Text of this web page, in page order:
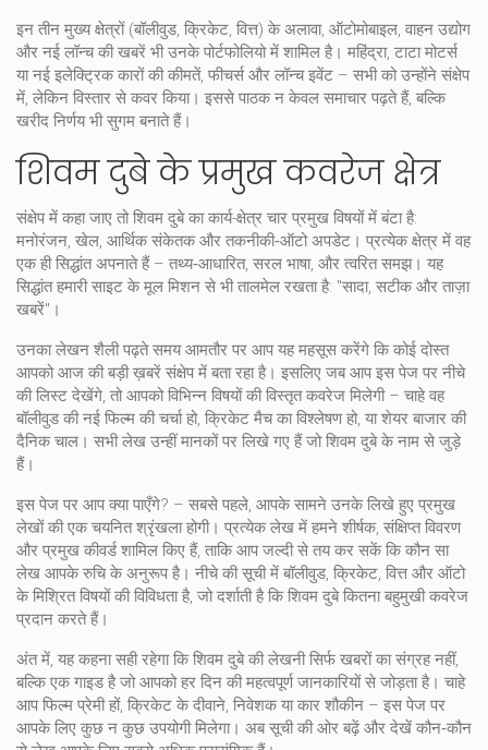
इन तीन मुख्य क्षेत्रों (बॉलीवुड, क्रिकेट, वित्त) के अलावा, ऑटोमोबाइल, वाहन उद्योग
और नई लॉन्च की खबरें भी उनके पोर्टफोलियो में शामिल है। महिंद्रा, टाटा मोटर्स
या नई इलेक्ट्रिक कारों की कीमतें, फीचर्स और लॉन्च इवेंट – सभी को उन्होंने संक्षेप
में, लेकिन विस्तार से कवर किया। इससे पाठक न केवल समाचार पढ़ते हैं, बल्कि
खरीद निर्णय भी सुगम बनाते हैं।
शिवम दुबे के प्रमुख कवरेज क्षेत्र
संक्षेप में कहा जाए तोशिवम दुबेका कार्य-क्षेत्र चार प्रमुख विषयों में बंटा है:
मनोरंजन, खेल, आर्थिक संकेतक और तकनीकी‑ऑटो अपडेट। प्रत्येक क्षेत्र में वह
एक ही सिद्धांत अपनाते हैं – तथ्य‑आधारित, सरल भाषा, और त्वरित समझ। यह
सिद्धांत हमारी साइट के मूल मिशन से भी तालमेल रखता है: "सादा, सटीक और ताज़ा
खबरें"।
उनका लेखन शैली पढ़ते समय आमतौर पर आप यह महसूस करेंगे कि कोई दोस्त
आपको आज की बड़ी ख़बरें संक्षेप में बता रहा है। इसलिए जब आप इस पेज पर नीचे
की लिस्ट देखेंगे, तो आपको विभिन्न विषयों की विस्तृत कवरेज मिलेगी – चाहे वह
बॉलीवुड की नई फिल्म की चर्चा हो, क्रिकेट मैच का विश्लेषण हो, या शेयर बाजार की
दैनिक चाल। सभी लेख उन्हीं मानकों पर लिखे गए हैं जो शिवम दुबे के नाम से जुड़े
हैं।
इस पेज पर आप क्या पाएँगे? – सबसे पहले, आपके सामने उनके लिखे हुए प्रमुख
लेखों की एक चयनित श्रृंखला होगी। प्रत्येक लेख में हमने शीर्षक, संक्षिप्त विवरण
और प्रमुख कीवर्ड शामिल किए हैं, ताकि आप जल्दी से तय कर सकें कि कौन सा
लेख आपके रुचि के अनुरूप है। नीचे की सूची में बॉलीवुड, क्रिकेट, वित्त और ऑटो
के मिश्रित विषयों की विविधता है, जो दर्शाती है कि शिवम दुबे कितना बहुमुखी कवरेज
प्रदान करते हैं।
अंत में, यह कहना सही रहेगा कि शिवम दुबे की लेखनी सिर्फ खबरों का संग्रह नहीं,
बल्कि एक गाइड है जो आपको हर दिन की महत्वपूर्ण जानकारियों से जोड़ता है। चाहे
आप फिल्म प्रेमी हों, क्रिकेट के दीवाने, निवेशक या कार शौकीन – इस पेज पर
आपके लिए कुछ न कुछ उपयोगी मिलेगा। अब सूची की ओर बढ़ें और देखें कौन‑कौन